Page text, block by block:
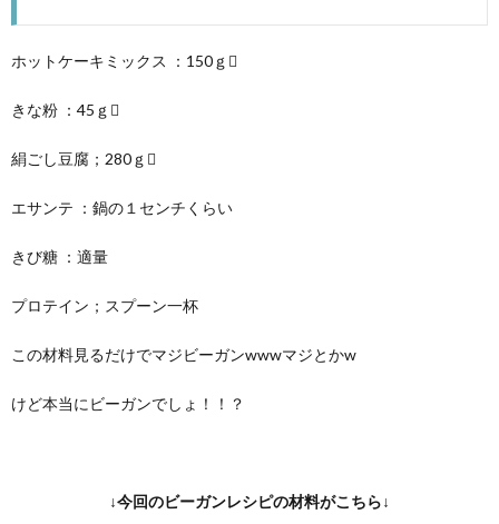
ホットケーキミックス ：150ｇ
きな粉 ：45ｇ
絹ごし豆腐；280ｇ
エサンテ ：鍋の１センチくらい
きび糖 ：適量
プロテイン；スプーン一杯
この材料見るだけでマジビーガンwwwマジとかw
けど本当にビーガンでしょ！！？
↓今回のビーガンレシピの材料がこちら↓